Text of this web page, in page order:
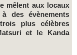
des évènements
plus célèbres
et le Kanda